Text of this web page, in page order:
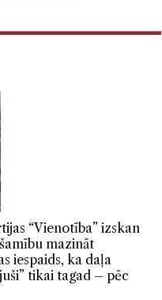
“Vienotība” izskan
mazināt
iespaids, ka daļa
tikai tagad – pēc